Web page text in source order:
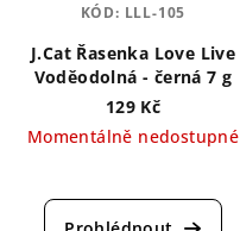
J.Cat Řasenka Love Live
Voděodolná - černá 7 g
129 Kč
Momentálně nedostupné
KÓD: LLL-105